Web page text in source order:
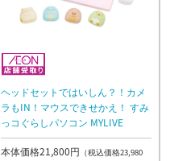
ヘッドセットではいしん？！カメ
ラもIN！マウスできせかえ！ すみ
っコぐらしパソコン MYLIVE
本体価格21,800円 （税込価格23,980